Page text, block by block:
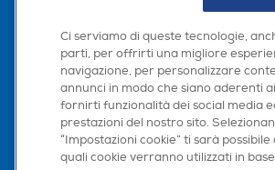
Scarica la nostra app
Ci serviamo di queste tecnologie,
parti, per offrirti una migliore
navigazione, per personalizzare
annunci in modo che siano aderenti
fornirti funzionalità dei social media
prestazioni del nostro sito.
“Impostazioni cookie” ti sarà
quali cookie verranno utilizzati in